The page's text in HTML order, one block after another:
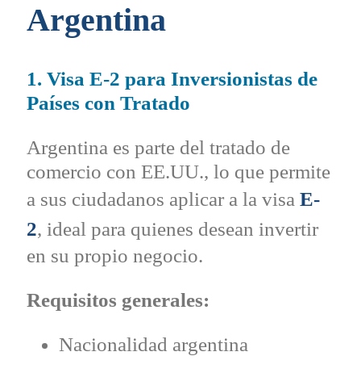
Argentina
1. Visa E-2 para Inversionistas de
Países con Tratado
Argentina es parte del tratado de
comercio con EE.UU., lo que permite
a sus ciudadanos aplicar a la visa E-
2, ideal para quienes desean invertir
en su propio negocio.
Requisitos generales:
Nacionalidad argentina